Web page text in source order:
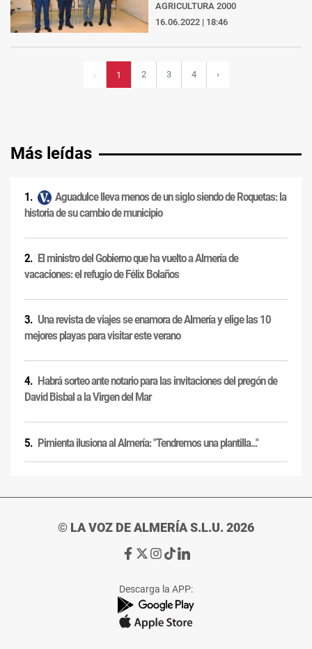
AGRICULTURA 2000
16.06.2022 | 18:46
‹ 1 2 3 4 ›
Más leídas
Aguadulce lleva menos de un siglo siendo de Roquetas: la
historia de su cambio de municipio
El ministro del Gobierno que ha vuelto a Almería de
vacaciones: el refugio de Félix Bolaños
Una revista de viajes se enamora de Almería y elige las 10
mejores playas para visitar este verano
Habrá sorteo ante notario para las invitaciones del pregón de
David Bisbal a la Virgen del Mar
Pimienta ilusiona al Almería: "Tendremos una plantilla..."
© LA VOZ DE ALMERÍA S.L.U. 2026
Ir
de
La
Voz
Ir
de
La
Voz
Ir
de
La
Voz
Ir
de
La
Voz
Ir
de
La
Voz
Descarga la APP: